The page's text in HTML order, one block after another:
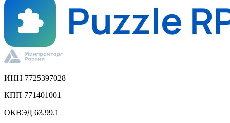
ИНН 7725397028
КПП 771401001
ОКВЭД 63.99.1